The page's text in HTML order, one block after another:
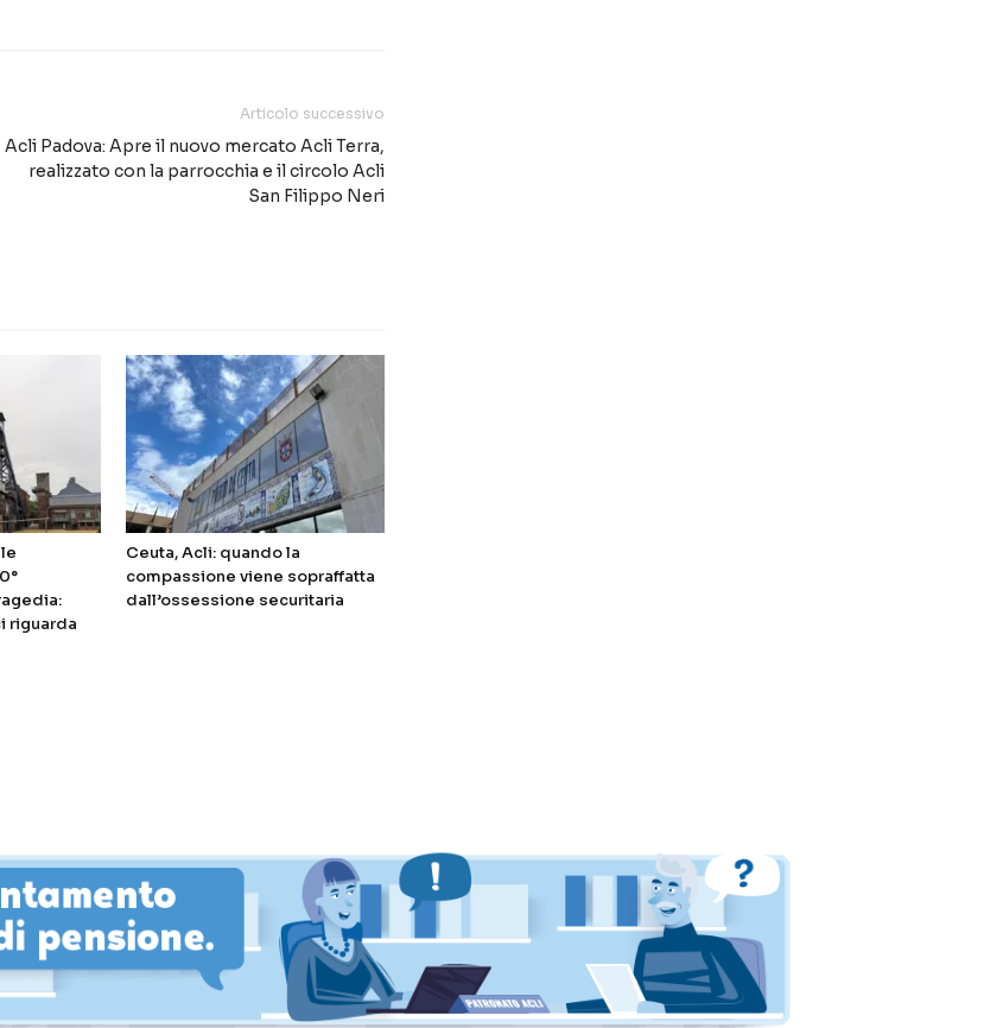
Articolo successivo
Acli Padova: Apre il nuovo mercato Acli Terra,
realizzato con la parrocchia e il circolo Acli
San Filippo Neri
riguarda
Ceuta, Acli: quando la
compassione viene sopraffatta
dall’ossessione securitaria